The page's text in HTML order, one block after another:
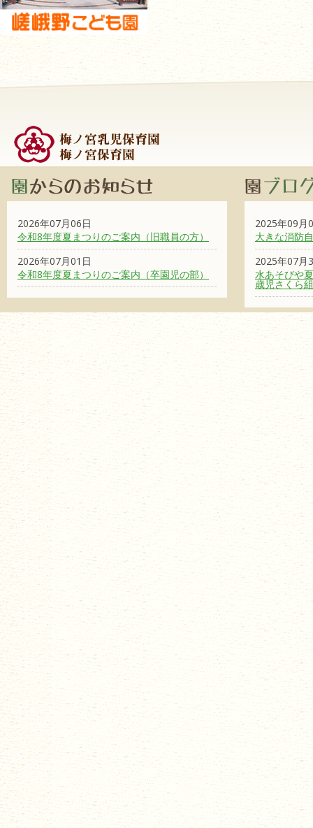
2026年07月06日
令和8年度夏まつりのご案内（旧職員の方）
2026年07月01日
令和8年度夏まつりのご案内（卒園児の部）
2025年09月
大きな消防
2025年07月
水あそびや
歳児さくら